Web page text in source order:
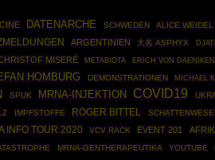
DATENARCHE SCHWEDEN ALICE WEIDEL
ARGENTINIEN 大名 ASPHYX
MISERÉ METABIOTA ERICH VON DAENIKEN
HOMBURG DEMONSTRATIONEN MICHAEL
SPUK MRNA-INJEKTION COVID19
IMPFSTOFFE ROGER BITTEL
INFO TOUR 2020 VCV RACK EVENT 201
MRNA-GENTHERAPEUTIKA YOUTUBE